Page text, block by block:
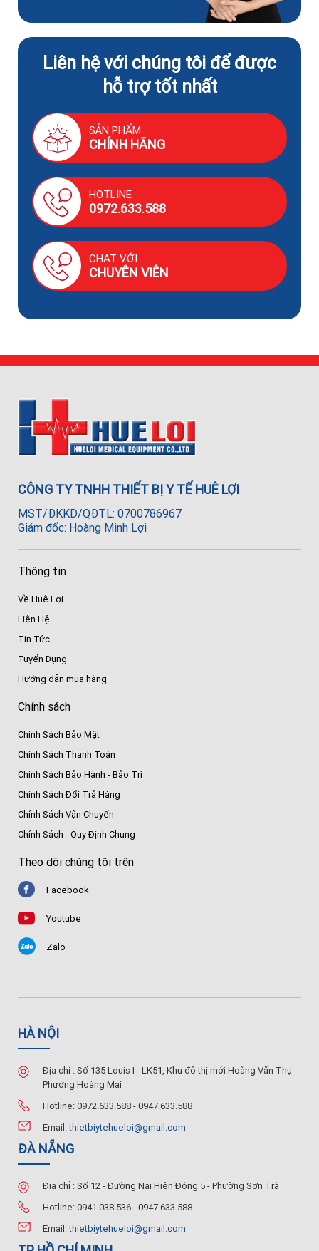
Liên hệ với chúng tôi để được
hỗ trợ tốt nhất
SẢN PHẨM
CHÍNH HÃNG
HOTLINE
0972.633.588
CHAT VỚI
CHUYÊN VIÊN
CÔNG TY TNHH THIẾT BỊ Y TẾ HUÊ LỢI
MST/ĐKKD/QĐTL: 0700786967
Giám đốc: Hoàng Minh Lợi
Thông tin
Về Huê Lợi
Liên Hệ
Tin Tức
Tuyển Dụng
Hướng dẫn mua hàng
Chính sách
Chính Sách Bảo Mật
Chính Sách Thanh Toán
Chính Sách Bảo Hành - Bảo Trì
Chính Sách Đổi Trả Hàng
Chính Sách Vận Chuyển
Chính Sách - Quy Định Chung
Theo dõi chúng tôi trên
Facebook
Youtube
Zalo
HÀ NỘI
Địa chỉ : Số 135 Louis I - LK51, Khu đô thị mới Hoàng Văn Thụ -
Phường Hoàng Mai
Hotline: 0972.633.588 - 0947.633.588
Email:thietbiytehueloi@gmail.com
ĐÀ NẴNG
Địa chỉ : Số 12 - Đường Nại Hiên Đông 5 - Phường Sơn Trà
Hotline: 0941.038.536 - 0947.633.588
Email:thietbiytehueloi@gmail.com